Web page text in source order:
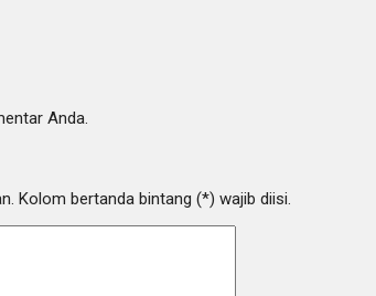
Anda.
Kolom bertanda bintang (*) wajib diisi.